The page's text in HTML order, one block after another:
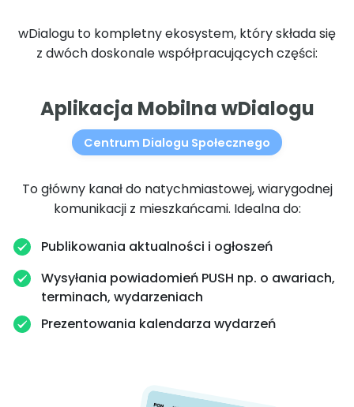
wDialogu to kompletny ekosystem, który składa się
z dwóch doskonale współpracujących części:
Aplikacja Mobilna wDialogu
Centrum Dialogu Społecznego
To główny kanał do natychmiastowej, wiarygodnej
komunikacji z mieszkańcami. Idealna do:
Publikowania aktualności i ogłoszeń
Wysyłania powiadomień PUSH np. o awariach,
terminach, wydarzeniach
Prezentowania kalendarza wydarzeń